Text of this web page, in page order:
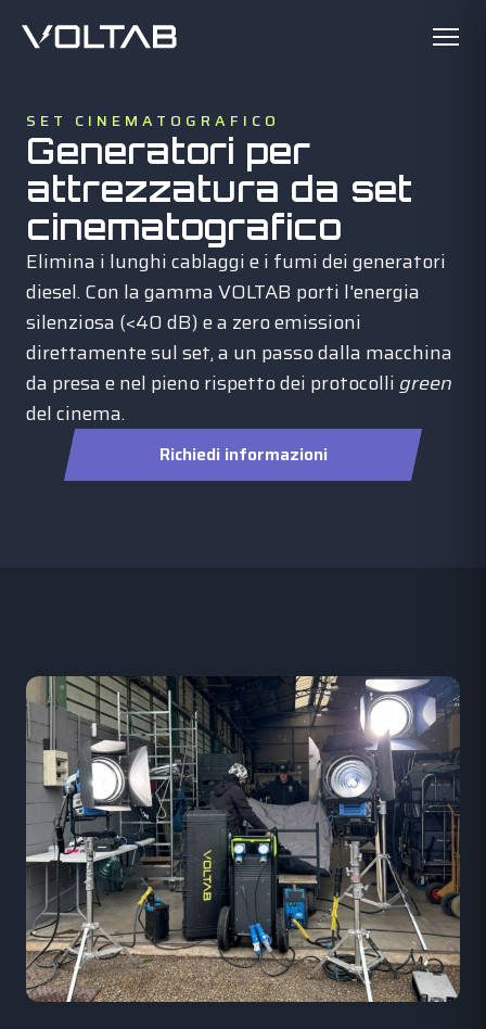
SET CINEMATOGRAFICO
Generatori per
attrezzatura da set
cinematografico
Elimina i lunghi cablaggi e i fumi dei generatori
diesel. Con la gamma VOLTAB porti l'energia
silenziosa (<40 dB) e a zero emissioni
direttamente sul set, a un passo dalla macchina
da presa e nel pieno rispetto dei protocolligreen
del cinema.
Richiedi informazioni